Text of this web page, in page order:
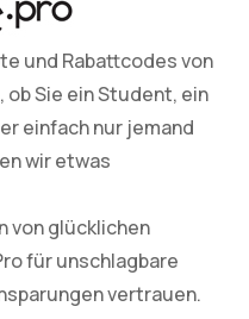
und Rabattcodes von
Sie ein Student, ein
einfach nur jemand
wir etwas
von glücklichen
für unschlagbare
vertrauen.